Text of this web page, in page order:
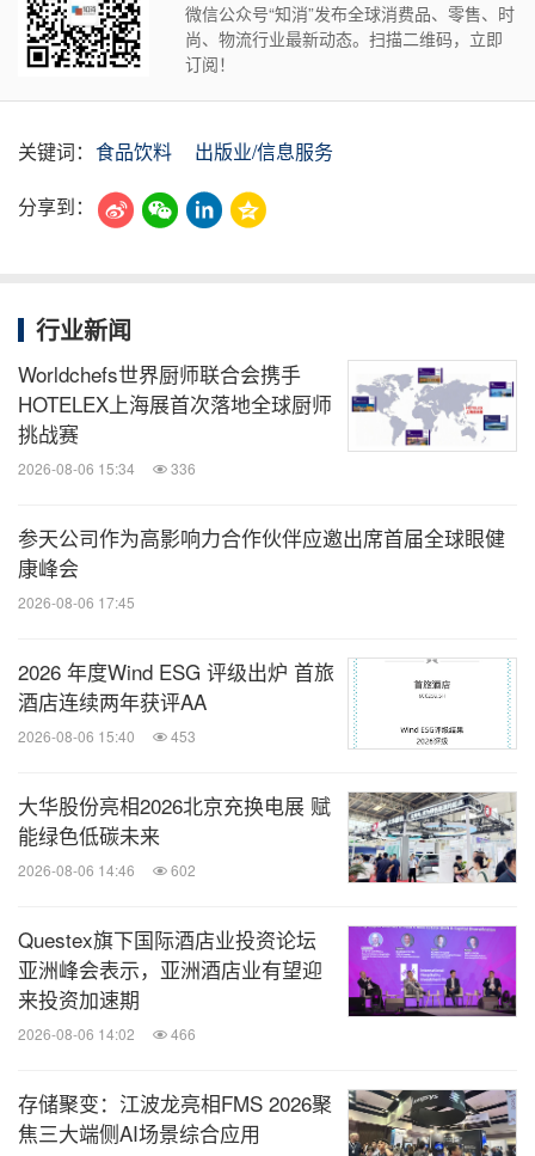
微信公众号“知消”发布全球消费品、零售、时
尚、物流行业最新动态。扫描二维码，立即
订阅！
关键词： 食品饮料
出版业/信息服务
分享到：
行业新闻
Worldchefs世界厨师联合会携手
HOTELEX上海展首次落地全球厨师
挑战赛
2026-08-06 15:34 336
参天公司作为高影响力合作伙伴应邀出席首届全球眼健
康峰会
2026-08-06 17:45
2026 年度Wind ESG 评级出炉 首旅
酒店连续两年获评AA
2026-08-06 15:40 453
大华股份亮相2026北京充换电展 赋
能绿色低碳未来
2026-08-06 14:46 602
Questex旗下国际酒店业投资论坛
亚洲峰会表示，亚洲酒店业有望迎
来投资加速期
2026-08-06 14:02 466
存储聚变：江波龙亮相FMS 2026聚
焦三大端侧AI场景综合应用